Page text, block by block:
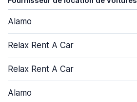
Alamo
Relax Rent A Car
Relax Rent A Car
Alamo